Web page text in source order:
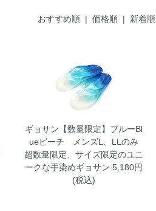
おすすめ順 | 価格順 | 新着順
ギョサン【数量限定】ブルーBl
ueビーチ メンズL、LLのみ
超数量限定、サイズ限定のユニ
ークな手染めギョサン 5,180円
(税込)